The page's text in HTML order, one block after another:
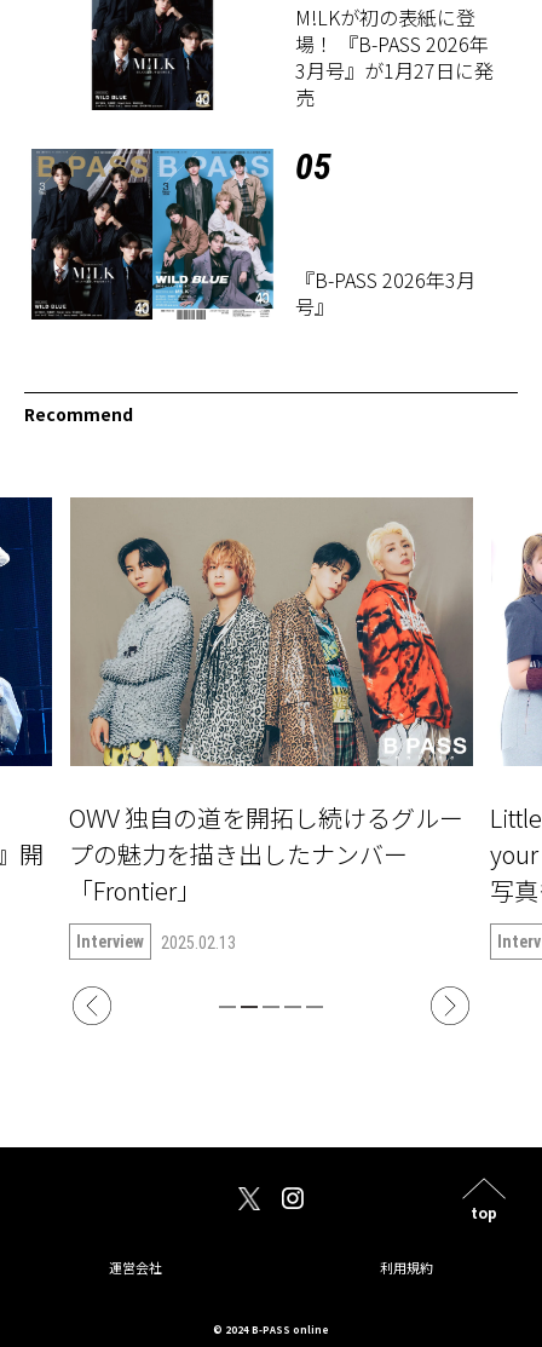
M!LKが初の表紙に登
場！ 『B-PASS 2026年
3月号』が1月27日に発
売
05
『B-PASS 2026年3月
号』
Recommend
開
OWV 独自の道を開拓し続けるグルー
プの魅力を描き出したナンバー
「Frontier」
Interview 2025.02.13
写
top
運営会社 利用規約
© 2024 B-PASS online